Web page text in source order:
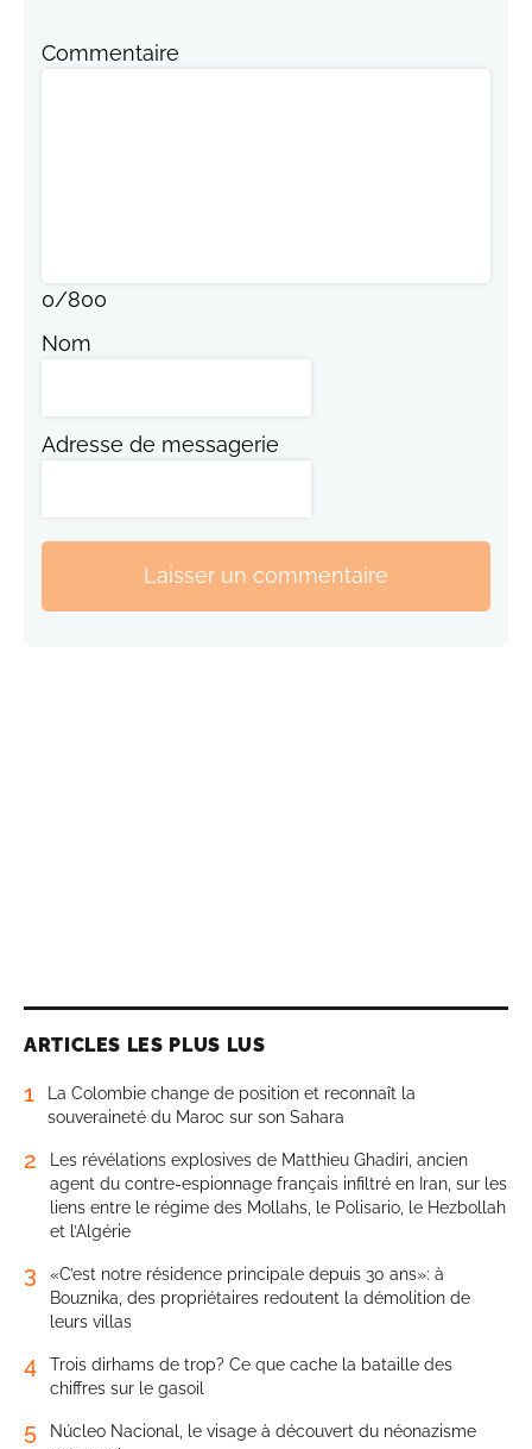
Commentaire
0/800
Nom
Adresse de messagerie
Laisser un commentaire
ARTICLES LES PLUS LUS
1
La Colombie change de position et reconnaît la
souveraineté du Maroc sur son Sahara
2
Les révélations explosives de Matthieu Ghadiri, ancien
agent du contre-espionnage français infiltré en Iran, sur les
liens entre le régime des Mollahs, le Polisario, le Hezbollah
et l’Algérie
3
«C’est notre résidence principale depuis 30 ans»: à
Bouznika, des propriétaires redoutent la démolition de
leurs villas
4
Trois dirhams de trop? Ce que cache la bataille des
chiffres sur le gasoil
5
Núcleo Nacional, le visage à découvert du néonazisme